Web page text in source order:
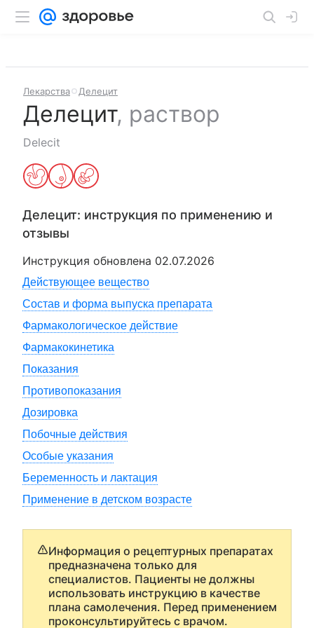
Лекарства Делецит
Делецит, раствор
Delecit
Делецит: инструкция по применению и
отзывы
Инструкция обновлена 02.07.2026
Действующее вещество
Состав и форма выпуска препарата
Фармакологическое действие
Фармакокинетика
Показания
Противопоказания
Дозировка
Побочные действия
Особые указания
Беременность и лактация
Применение в детском возрасте
Информация о рецептурных препаратах
предназначена только для
специалистов. Пациенты не должны
использовать инструкцию в качестве
плана самолечения. Перед применением
проконсультируйтесь с врачом.